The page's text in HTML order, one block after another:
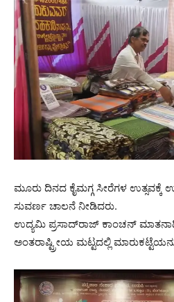
ಮೂರು ದಿನದ ಕೈಮಗ್ಗ ಸೀರೆಗಳ
ಸುವರ್ಣ ಚಾಲನೆ ನೀಡಿದರು.
ಉದ್ಯಮಿ ಪ್ರಸಾದ್‍ರಾಜ್ ಕಾಂಚನ್
ಅಂತರಾಷ್ಟ್ರೀಯ ಮಟ್ಟದಲ್ಲಿ